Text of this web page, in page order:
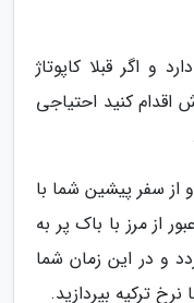
و اگر قبلا کاپوتاژ
اقدام کنید احتیاجی
از سفر پیشین شما با
از مرز با باک پر به
و در این زمان شما
ترکیه بپردازید.